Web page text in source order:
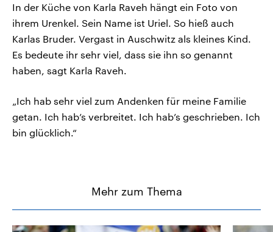
In der Küche von Karla Raveh hängt ein Foto von
ihrem Urenkel. Sein Name ist Uriel. So hieß auch
Karlas Bruder. Vergast in Auschwitz als kleines Kind.
Es bedeute ihr sehr viel, dass sie ihn so genannt
haben, sagt Karla Raveh.
„Ich hab sehr viel zum Andenken für meine Familie
getan. Ich hab’s verbreitet. Ich hab’s geschrieben. Ich
bin glücklich.“
Mehr zum Thema